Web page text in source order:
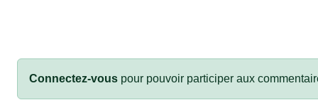
Connectez-vous pour pouvoir participer aux